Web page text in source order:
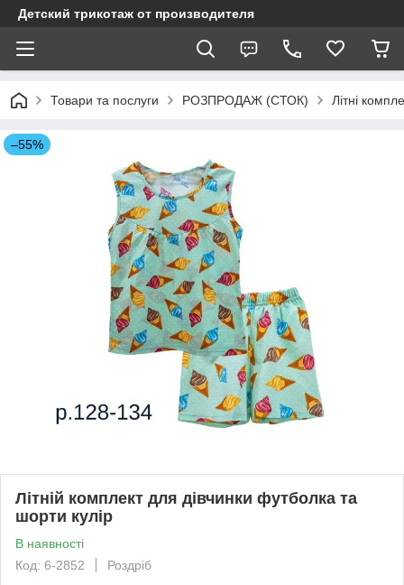
Детский трикотаж от производителя
Товари та послуги РОЗПРОДАЖ (СТОК) Літні
–55%
Літній комплект для дівчинки футболка та
шорти кулір
В наявності
Код: 6-2852
Роздріб